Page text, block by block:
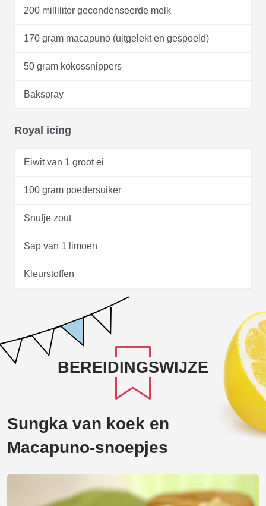
200 milliliter gecondenseerde melk
170 gram macapuno (uitgelekt en gespoeld)
50 gram kokossnippers
Bakspray
Royal icing
Eiwit van 1 groot ei
100 gram poedersuiker
Snufje zout
Sap van 1 limoen
Kleurstoffen
BEREIDINGSWIJZE
Sungka van koek en
Macapuno-snoepjes